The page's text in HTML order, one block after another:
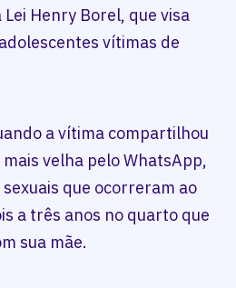
Henry Borel, que visa
vítimas de
a vítima compartilhou
velha pelo WhatsApp,
que ocorreram ao
a três anos no quarto que
sua mãe.